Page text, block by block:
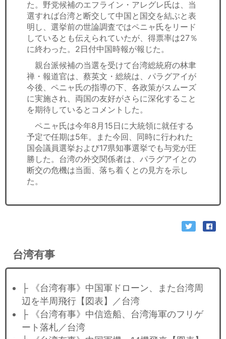
ＩＴ
飲食店情報
た。野党候補のエフライン・アレグレ氏は、当
選すれば台湾と断交して中国と国交を結ぶと表
明し、選挙前の世論調査ではペニャ氏をリード
しているとも伝えられていたが、得票率は27％
に終わった。2日付中国時報が報じた。
親台派候補の当選を受けて台湾総統府の林聿
禅・報道官は、蔡英文・総統は、パラグアイが
今後、ペニャ氏の指導の下、各政策がスムーズ
に実施され、両国の友好がさらに深化すること
を期待しているとコメントした。
ペニャ氏は今年8月15日に大統領に就任する
予定で任期は5年。また今回、同時に行われた
国会議員選挙および17県知事選挙でも与党が圧
勝した。台湾の外交関係者は、パラグアイとの
断交の危機は当面、落ち着くとの見方を示し
た。
台湾有事
├ 《台湾有事》中国軍ドローン、また台湾周
辺を半周飛行【図表】／台湾
├ 《台湾有事》中信造船、台湾海軍のフリゲ
ート落札／台湾